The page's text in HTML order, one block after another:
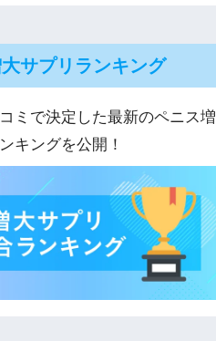
サプリランキング
ミで決定した最新のペニス増
キングを公開！